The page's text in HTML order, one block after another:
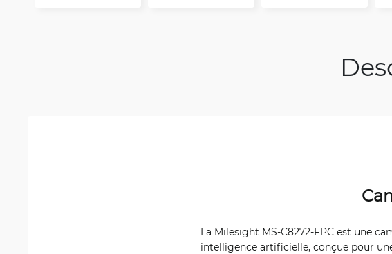
La Milesight MS-C8272-FPC est une
intelligence artificielle, conçue pour